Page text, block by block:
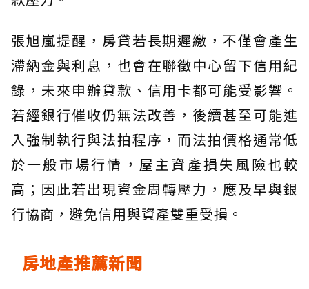
張旭嵐提醒，房貸若長期遲繳，不僅會產生
滯納金與利息，也會在聯徵中心留下信用紀
錄，未來申辦貸款、信用卡都可能受影響。
若經銀行催收仍無法改善，後續甚至可能進
入強制執行與法拍程序，而法拍價格通常低
於一般市場行情，屋主資產損失風險也較
高；因此若出現資金周轉壓力，應及早與銀
行協商，避免信用與資產雙重受損。
房地產推薦新聞